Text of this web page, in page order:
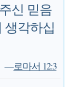
신 믿음
생각하십
—로마서 12:3